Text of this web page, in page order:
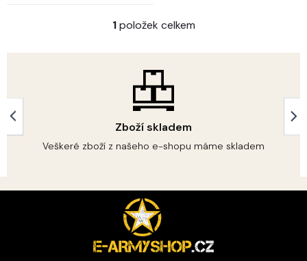
O
l
á
d
c
í
p
r
y
v
ý
p
i
s
1položek celkem
Zboží skladem
Veškeré zboží z našeho e-shopu máme skladem